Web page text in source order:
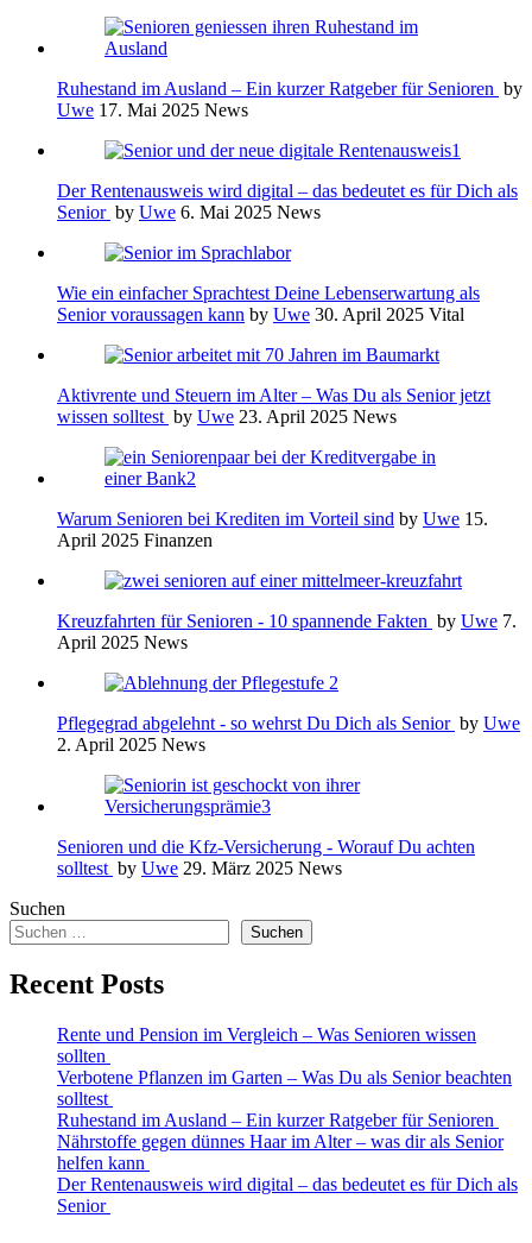
Ruhestand im Ausland – Ein kurzer Ratgeber für Senioren by
Uwe 17. Mai 2025 News
Der Rentenausweis wird digital – das bedeutet es für Dich als
Senior by Uwe 6. Mai 2025 News
Wie ein einfacher Sprachtest Deine Lebenserwartung als
Senior voraussagen kann by Uwe 30. April 2025 Vital
Aktivrente und Steuern im Alter – Was Du als Senior jetzt
wissen solltest by Uwe 23. April 2025 News
Warum Senioren bei Krediten im Vorteil sind by Uwe 15.
April 2025 Finanzen
Kreuzfahrten für Senioren - 10 spannende Fakten by Uwe 7.
April 2025 News
Pflegegrad abgelehnt - so wehrst Du Dich als Senior by Uwe
2. April 2025 News
Senioren und die Kfz-Versicherung - Worauf Du achten
solltest by Uwe 29. März 2025 News
Suchen
Suchen
Recent Posts
Rente und Pension im Vergleich – Was Senioren wissen
sollten
Verbotene Pflanzen im Garten – Was Du als Senior beachten
solltest
Ruhestand im Ausland – Ein kurzer Ratgeber für Senioren
Nährstoffe gegen dünnes Haar im Alter – was dir als Senior
helfen kann
Der Rentenausweis wird digital – das bedeutet es für Dich als
Senior